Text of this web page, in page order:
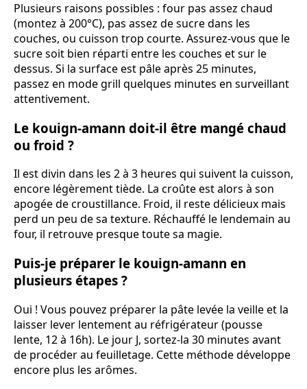
Plusieurs raisons possibles : four pas assez chaud
(montez à 200°C), pas assez de sucre dans les
couches, ou cuisson trop courte. Assurez-vous que le
sucre soit bien réparti entre les couches et sur le
dessus. Si la surface est pâle après 25 minutes,
passez en mode grill quelques minutes en surveillant
attentivement.
Le kouign-amann doit-il être mangé chaud
ou froid ?
Il est divin dans les 2 à 3 heures qui suivent la cuisson,
encore légèrement tiède. La croûte est alors à son
apogée de croustillance. Froid, il reste délicieux mais
perd un peu de sa texture. Réchauffé le lendemain au
four, il retrouve presque toute sa magie.
Puis-je préparer le kouign-amann en
plusieurs étapes ?
Oui ! Vous pouvez préparer la pâte levée la veille et la
laisser lever lentement au réfrigérateur (pousse
lente, 12 à 16h). Le jour J, sortez-la 30 minutes avant
de procéder au feuilletage. Cette méthode développe
encore plus les arômes.